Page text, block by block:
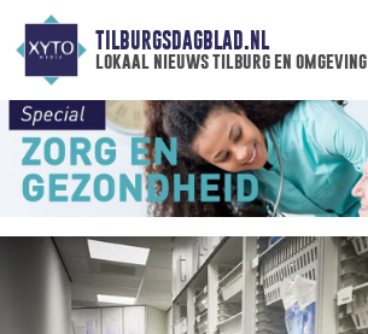
TILBURGSDAGBLAD.NL
lokaal nieuws tilburg en omgeving